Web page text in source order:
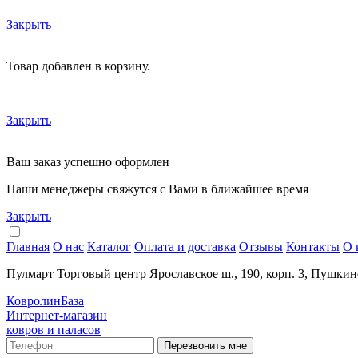
Закрыть
Товар добавлен в корзину.
Закрыть
Ваш заказ успешно оформлен
Наши менеджеры свяжутся с Вами в ближайшее время
Закрыть
Главная О нас Каталог Оплата и доставка Отзывы Контакты О
Пулмарт Торговый центр Ярославское ш., 190, корп. 3,
КовролинБаза
Интернет-магазин
ковров и паласов